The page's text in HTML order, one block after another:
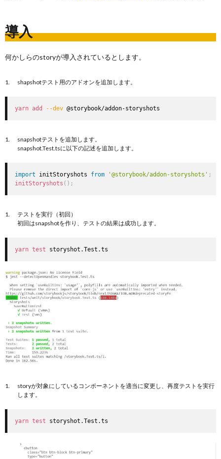
導入
何かしらのstoryが導入されているとします。
shapshotテスト用のアドオンを追加します。
yarn add --dev @storybook/addon-storyshots
snapshotテストを追加します。
snapshot.Test.tsに以下の記述を追加します。
import initStoryshots from '@storybook/addon-storyshots' ;
initStoryshots ( ) ;
テストを実行（初回）
初回はsnapshotを作り、テストの結果は成功します。
yarn test storyshot.Test.ts
storyが対象にしているコンポーネントを適当に変更し、再度テストを実行
します。
yarn test storyshot.Test.ts